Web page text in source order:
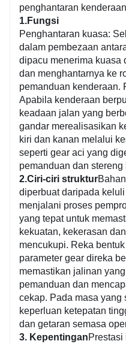
penghantaran
1.Fungsi
Penghantaran kuasa:
dalam pembezaan
dipacu menerima kuasa
dan menghantarnya ke
pemanduan kenderaan.
Apabila kenderaan
keadaan jalan yang
gandar merealisasikan
kiri dan kanan melalui
seperti gear aci yang
pemanduan dan stereng
2.Ciri-ciri struktur
diperbuat daripada
menjalani proses
yang tepat untuk
kekuatan, kekerasan
mencukupi. Reka
parameter gear direka
memastikan jalinan
pemanduan dan
cekap. Pada masa yang
keperluan ketepatan
dan getaran semasa
3. KepentinganPrestasi